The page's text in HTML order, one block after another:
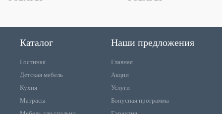
Каталог
Гостиная
Детская мебель
Кухня
Матрасы
Наши предложения
Главная
Акции
Услуги
Бонусная программа